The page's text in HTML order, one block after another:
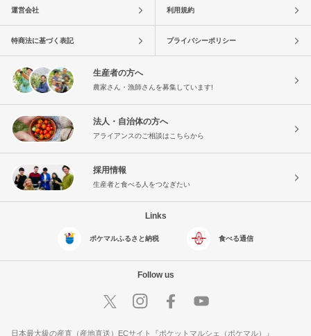
運営会社 利用規約
特商法に基づく表記 プライバシーポリシー
生産者の方へ
農家さん・漁師さんを募集しています!
法人・自治体の方へ
アライアンスのご相談はこちらから
採用情報
生産者と食べる人をつなぎたい
Links
ポケマルふるさと納税 食べる通信
Follow us
日本最大級の産直（産地直送）ECサイト『ポケットマルシェ（ポケマル）』